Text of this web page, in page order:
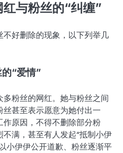
与粉丝的“纠缠”
好删除的现象，以下列举几
“爱情”
粉丝的网红。她与粉丝之间
甚至表示愿意为她付出一
原因，不得不删除部分粉
满，甚至有人发起“抵制小伊
小伊伊公开道歉、粉丝逐渐平